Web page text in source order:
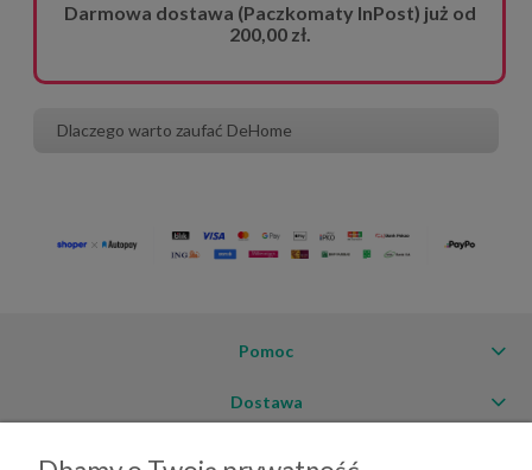
Darmowa dostawa (Paczkomaty InPost) już od
200,00 zł.
Dlaczego warto zaufać DeHome
Pomoc
Dostawa